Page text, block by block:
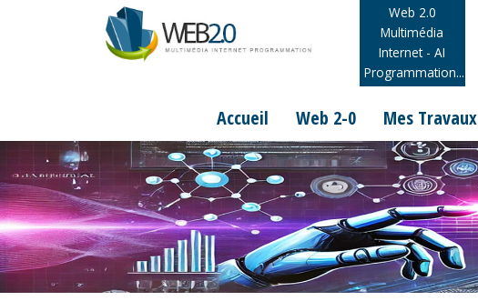
Web 2.0
Multimédia
Internet - AI
Programmation...
Accueil
Web 2-0 Mes Travaux